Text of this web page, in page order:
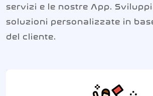
servizi e le nostre App.
soluzioni personalizzate in
del cliente.